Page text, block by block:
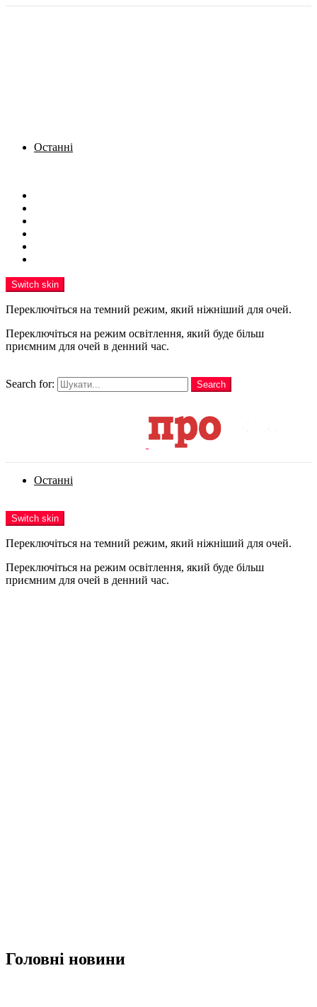
Останні
Switch skin
Переключіться на темний режим, який ніжніший для очей.
Переключіться на режим освітлення, який буде більш
приємним для очей в денний час.
Search for:
Search
Останні
Switch skin
Переключіться на темний режим, який ніжніший для очей.
Переключіться на режим освітлення, який буде більш
приємним для очей в денний час.
Головні новини